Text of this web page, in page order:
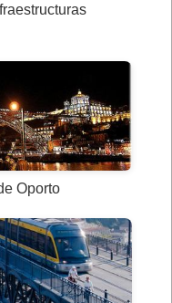
Oporto